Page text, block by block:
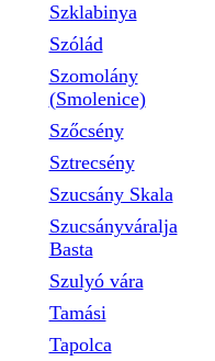
Szklabinya
Szólád
Szomolány
(Smolenice)
Szőcsény
Sztrecsény
Szucsány Skala
Szucsányváralja
Basta
Szulyó vára
Tamási
Tapolca